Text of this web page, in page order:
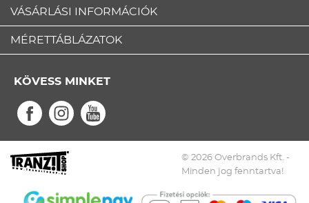
VÁSÁRLÁSI INFORMÁCIÓK
MÉRETTÁBLÁZATOK
KÖVESS MINKET
© 2026 Overbrands Kft. -
Minden jog fenntartva!